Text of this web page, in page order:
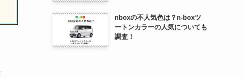
nboxの不人気色は？n-boxツ
ートンカラーの人気についても
調査！